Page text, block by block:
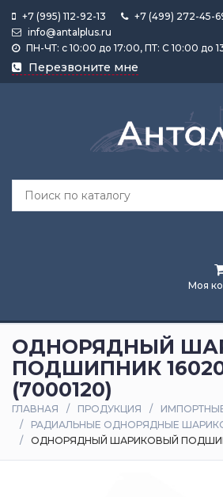
+7 (995) 112-92-13
+7 (499) 272-45-
info@antalplus.ru
ПН-ЧТ: с 10:00 до 17:00, ПТ: С 10:00 до
Перезвоните мне
Моя
Каталог
продукции
Лента
и
статьи
Оплата
и
доставка
ОДНОРЯДНЫЙ
ПОДШИПНИК
(7000120)
ГЛАВНАЯ ПРОДУКЦИЯ
РАДИАЛЬНЫЕ ОДНОРЯДНЫЕ
ОДНОРЯДНЫЙ ШАРИКОВЫЙ